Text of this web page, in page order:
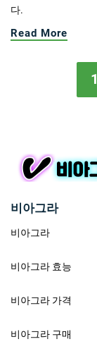
다.
Read More
1
비아그라
비아그라
비아그라 효능
비아그라 가격
비아그라 구매